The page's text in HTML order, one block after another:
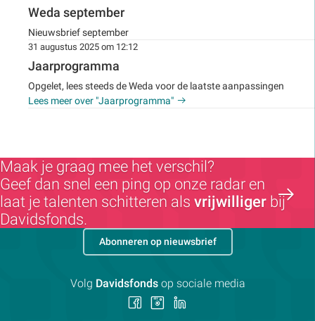
Weda september
Nieuwsbrief september
31 augustus 2025 om 12:12
Jaarprogramma
Opgelet, lees steeds de Weda voor de laatste aanpassingen
Lees meer over "Jaarprogramma"
Maak je graag mee het verschil?
Geef dan snel een ping op onze radar en
laat je talenten schitteren als vrijwilliger bij
Davidsfonds.
Abonneren op nieuwsbrief
Volg Davidsfondsop sociale media
Volg Volg